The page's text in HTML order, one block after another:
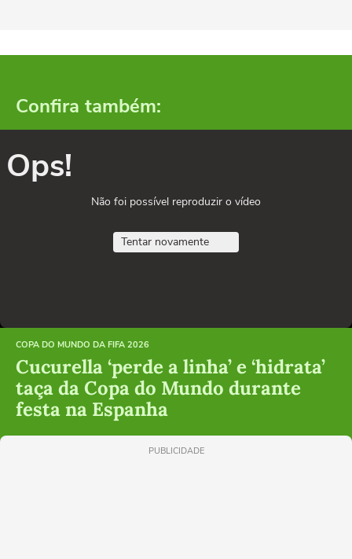
Confira também:
Ops!
Não foi possível reproduzir o vídeo
Tentar novamente
COPA DO MUNDO DA FIFA 2026
Cucurella ‘perde a linha’ e ‘hidrata’
taça da Copa do Mundo durante
festa na Espanha
PUBLICIDADE